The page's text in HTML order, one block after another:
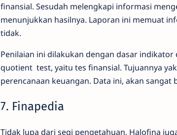
finansial. Sesudah melengkapi informasi
menunjukkan hasilnya. Laporan ini memuat
tidak.
Penilaian ini dilakukan dengan dasar
quotient test, yaitu tes finansial. Tujuannya
perencanaan keuangan. Data ini, akan
7. Finapedia
Tidak lupa dari segi pengetahuan, Halofina